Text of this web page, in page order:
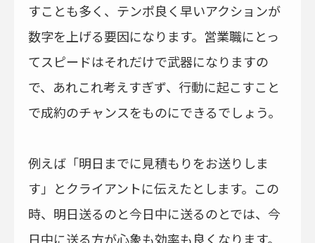
すことも多く、テンポ良く早いアクションが
数字を上げる要因になります。営業職にとっ
てスピードはそれだけで武器になりますの
で、あれこれ考えすぎず、行動に起こすこと
で成約のチャンスをものにできるでしょう。
例えば「明日までに見積もりをお送りしま
す」とクライアントに伝えたとします。この
時、明日送るのと今日中に送るのとでは、今
日中に送る方が心象も効率も良くなります。